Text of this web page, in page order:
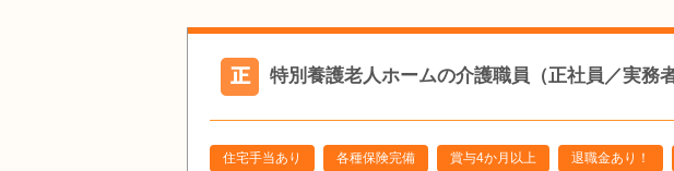
特別養護老人ホームの介護職員（正社員／実
住宅手当あり 各種保険完備 賞与4か月以上 退職金あり！